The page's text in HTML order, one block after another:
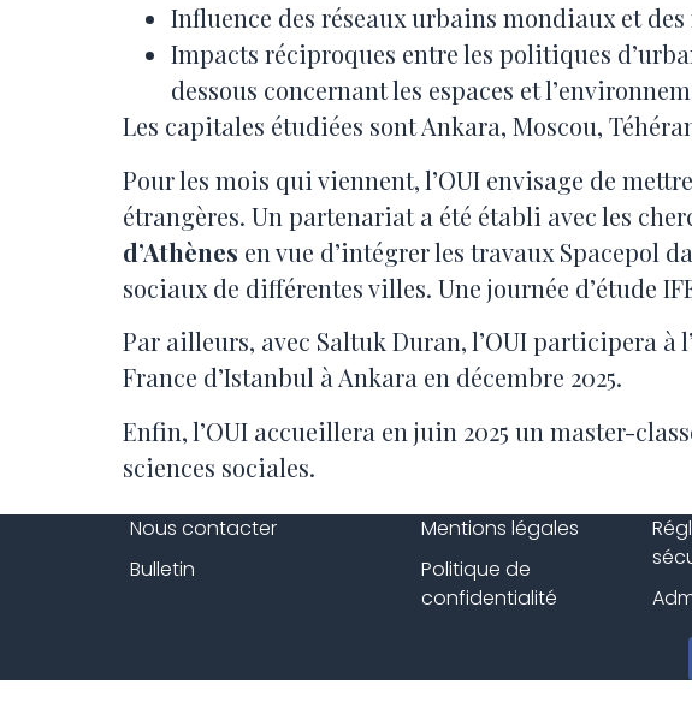
Influence des réseaux urbains mondiaux et
Impacts réciproques entre les politiques
dessous concernant les espaces et
Les capitales étudiées sont Ankara, Moscou,
Pour les mois qui viennent, l’OUI envisage de
étrangères. Un partenariat a été établi avec les
d’Athènes en vue d’intégrer les travaux Spacepol
sociaux de différentes villes. Une journée d’étude
Par ailleurs, avec Saltuk Duran, l’OUI participera
France d’Istanbul à Ankara en décembre 2025.
Enfin, l’OUI accueillera en juin 2025 un master-
sciences sociales.
Nous contacter
Bulletin
Mentions légales
Politique de
confidentialité